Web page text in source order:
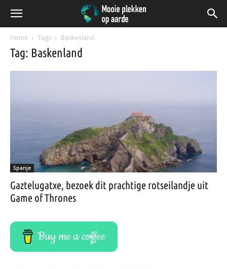
Home Tags Baskenland
Tag: Baskenland
Spanje
Gaztelugatxe, bezoek dit prachtige rotseilandje uit
Game of Thrones
Buy me a coffee